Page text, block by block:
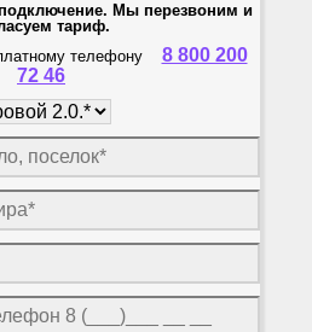
Мы перезвоним и
тариф.
телефону 8 800 200
72 46